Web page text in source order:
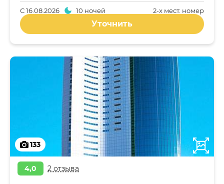
2-x мест. номер
С16.08.2026 10 ночей
Уточнить
133
4,0 2 отзыва